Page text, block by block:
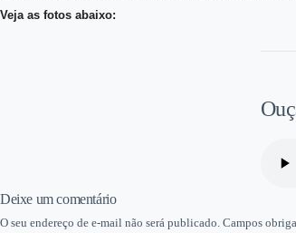
Veja as fotos abaixo:
Deixe um comentário
O seu endereço de e-mail não será publicado. Campos